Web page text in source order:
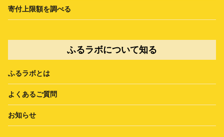
寄付上限額を調べる
ふるラボについて知る
ふるラボとは
よくあるご質問
お知らせ